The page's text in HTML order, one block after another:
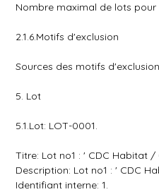
Nombre maximal de lots pour
2.1.6.Motifs d'exclusion
Sources des motifs
5. Lot
5.1.Lot: LOT-0001.
Titre: Lot no1 : ' CDC Habitat
Description: Lot no1 : ' CDC
Identifiant interne: 1.